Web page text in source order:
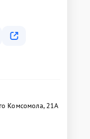
Комсомола, 21А